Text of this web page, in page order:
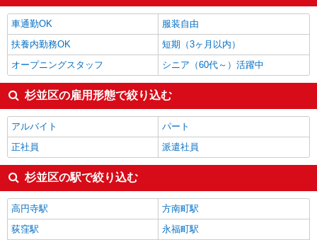
車通勤OK
服装自由
扶養内勤務OK
短期（3ヶ月以内）
オープニングスタッフ
シニア（60代～）活躍中
杉並区の雇用形態で絞り込む
アルバイト
パート
正社員
派遣社員
杉並区の駅で絞り込む
高円寺駅
方南町駅
荻窪駅
永福町駅